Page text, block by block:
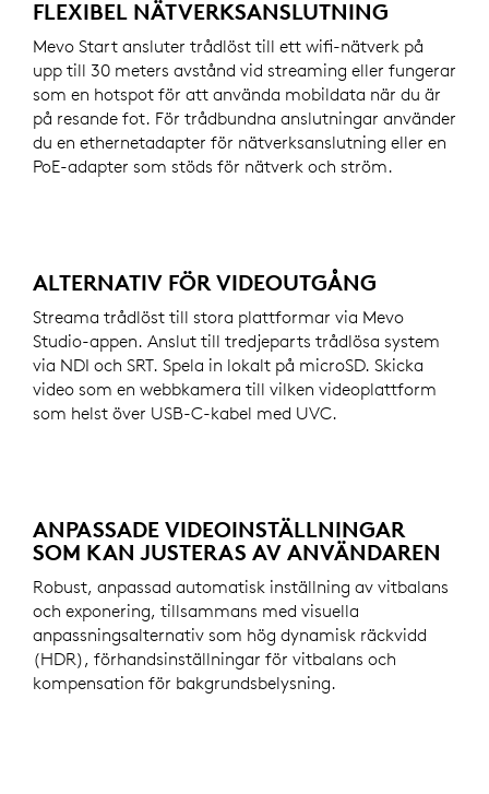
FLEXIBEL NÄTVERKSANSLUTNING
Mevo Start ansluter trådlöst till ett wifi-nätverk på
upp till 30 meters avstånd vid streaming eller fungerar
som en hotspot för att använda mobildata när du är
på resande fot. För trådbundna anslutningar använder
du en ethernetadapter för nätverksanslutning eller en
PoE-adapter som stöds för nätverk och ström.
ALTERNATIV FÖR VIDEOUTGÅNG
Streama trådlöst till stora plattformar via Mevo
Studio-appen. Anslut till tredjeparts trådlösa system
via NDI och SRT. Spela in lokalt på microSD. Skicka
video som en webbkamera till vilken videoplattform
som helst över USB-C-kabel med UVC.
ANPASSADE VIDEOINSTÄLLNINGAR
SOM KAN JUSTERAS AV ANVÄNDAREN
Robust, anpassad automatisk inställning av vitbalans
och exponering, tillsammans med visuella
anpassningsalternativ som hög dynamisk räckvidd
(HDR), förhandsinställningar för vitbalans och
kompensation för bakgrundsbelysning.